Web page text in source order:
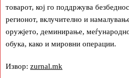
товарот, кој го поддржува
регионот, вклучително и
оружјето, деминирање,
обука, како и мировни операции.
Извор: zurnal.mk